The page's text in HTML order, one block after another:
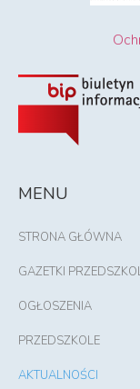
MENU
STRONA GŁÓWNA
GAZETKI
OGŁOSZENIA
PRZEDSZKOLE
AKTUALNOŚCI